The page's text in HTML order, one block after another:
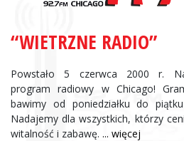
“WIETRZNE RADIO”
Powstało 5 czerwca 2000 r.
program radiowy w Chicago!
bawimy od poniedziałku do
Nadajemy dla wszystkich, którzy
witalność i zabawę. ... więcej